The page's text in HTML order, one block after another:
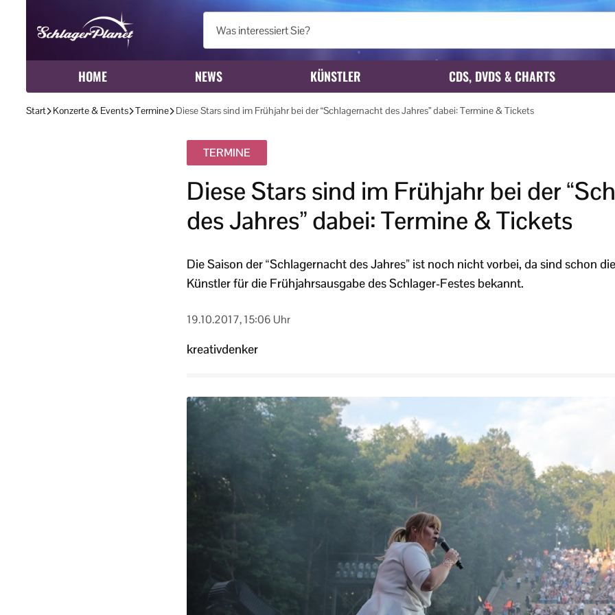
HOME NEWS KÜNSTLER CDS, DVDS & CHARTS
Start Konzerte & Events Termine Diese Stars sind im Frühjahr bei der “Schlagernacht des Jahres” dabei: Termine & Tickets
TERMINE
Diese Stars sind im Frühjahr bei der
des Jahres” dabei: Termine & Tickets
Die Saison der “Schlagernacht des Jahres” ist noch nicht vorbei, da sind schon
Künstler für die Frühjahrsausgabe des Schlager-Festes bekannt.
19.10.2017, 15:06 Uhr
kreativdenker